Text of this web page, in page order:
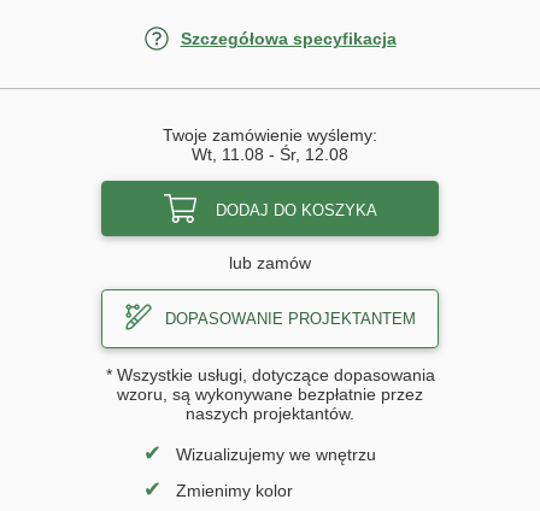
Szczegółowa specyfikacja
Twoje zamówienie wyślemy:
Wt, 11.08 - Śr, 12.08
DODAJ DO KOSZYKA
lub zamów
DOPASOWANIE PROJEKTANTEM
* Wszystkie usługi, dotyczące dopasowania
wzoru, są wykonywane bezpłatnie przez
naszych projektantów.
✔ Wizualizujemy we wnętrzu
✔ Zmienimy kolor